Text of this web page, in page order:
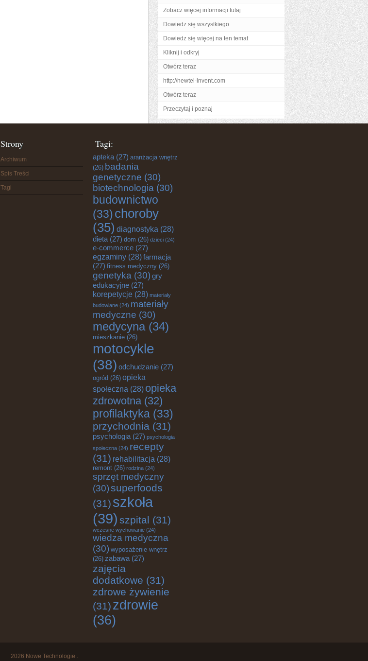
Zobacz więcej informacji tutaj
Dowiedz się wszystkiego
Dowiedz się więcej na ten temat
Kliknij i odkryj
Otwórz teraz
http://newtel-invent.com
Otwórz teraz
Przeczytaj i poznaj
Strony
Archiwum
Spis Treści
Tagi
Tagi:
apteka (27) aranżacja wnętrz
(26) badania
genetyczne (30)
biotechnologia (30)
budownictwo
(33)choroby
(35) diagnostyka (28)
dieta (27) dom (26) dzieci (24)
e-commerce (27)
egzaminy (28)farmacja
(27) fitness medyczny (26)
genetyka (30) gry
edukacyjne (27)
korepetycje (28) materiały
budowlane (24) materiały
medyczne (30)
medycyna(34)
mieszkanie (26)
motocykle
(38) odchudzanie (27)
ogród (26) opieka
społeczna (28) opieka
zdrowotna(32)
profilaktyka (33)
przychodnia (31)
psychologia (27) psychologia
społeczna (24) recepty
(31) rehabilitacja (28)
remont (26) rodzina (24)
sprzęt medyczny
(30)superfoods
(31) szkoła
(39) szpital (31)
wczesne wychowanie (24)
wiedza medyczna
(30) wyposażenie wnętrz
(26) zabawa (27)
zajęcia
dodatkowe (31)
zdrowe żywienie
(31) zdrowie
(36)
2026 Nowe Technologie .